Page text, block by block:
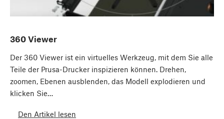
360 Viewer
Der 360 Viewer ist ein virtuelles Werkzeug, mit dem Sie alle
Teile der Prusa-Drucker inspizieren können. Drehen,
zoomen, Ebenen ausblenden, das Modell explodieren und
klicken Sie…
Den Artikel lesen